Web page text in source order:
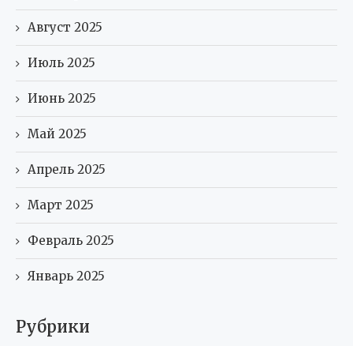
Август 2025
Июль 2025
Июнь 2025
Май 2025
Апрель 2025
Март 2025
Февраль 2025
Январь 2025
Рубрики